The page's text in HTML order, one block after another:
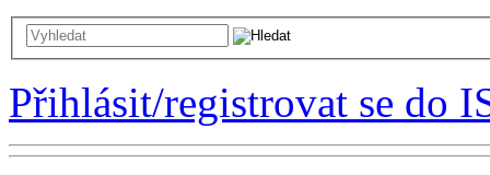
Přihlásit/registrovat se do